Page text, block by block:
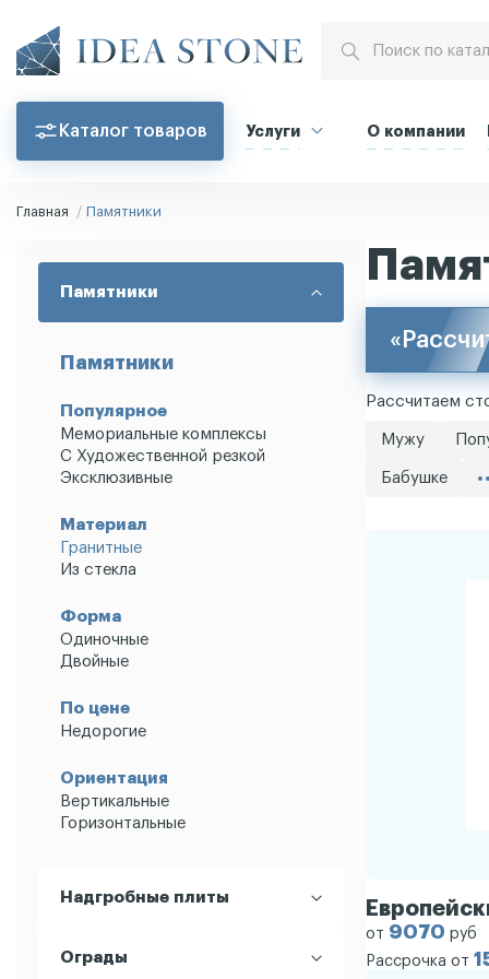
Каталог товаров Услуги О компании
Главная Памятники
Памятники
Памятники
Популярное
Мемориальные комплексы
С Художественной резкой
Эксклюзивные
Материал
Гранитные
Из стекла
Форма
Одиночные
Двойные
По цене
Недорогие
Ориентация
Вертикальные
Горизонтальные
Надгробные плиты
Ограды
По видам
Рассчитаем
Мужу
Бабушке
от 9070 руб
Рассрочка от